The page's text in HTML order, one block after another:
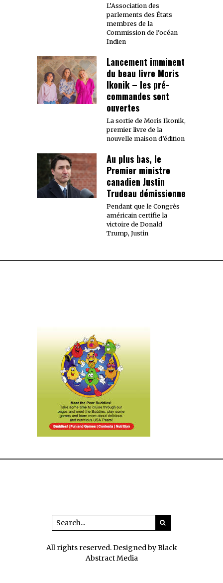
L’Association des
parlements des États
membres de la
Commission de l’océan
Indien
Lancement imminent
du beau livre Moris
Ikonik – les pré-
commandes sont
ouvertes
La sortie de Moris Ikonik,
premier livre de la
nouvelle maison d’édition
Au plus bas, le
Premier ministre
canadien Justin
Trudeau démissionne
Pendant que le Congrès
américain certifie la
victoire de Donald
Trump, Justin
All rights reserved. Designed by Black
Abstract Media